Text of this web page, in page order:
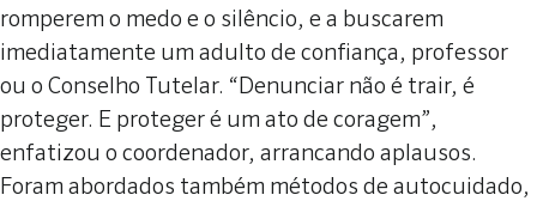
romperem o medo e o silêncio, e a buscarem
imediatamente um adulto de confiança, professor
ou o Conselho Tutelar. “Denunciar não é trair, é
proteger. E proteger é um ato de coragem”,
enfatizou o coordenador, arrancando aplausos.
Foram abordados também métodos de autocuidado,